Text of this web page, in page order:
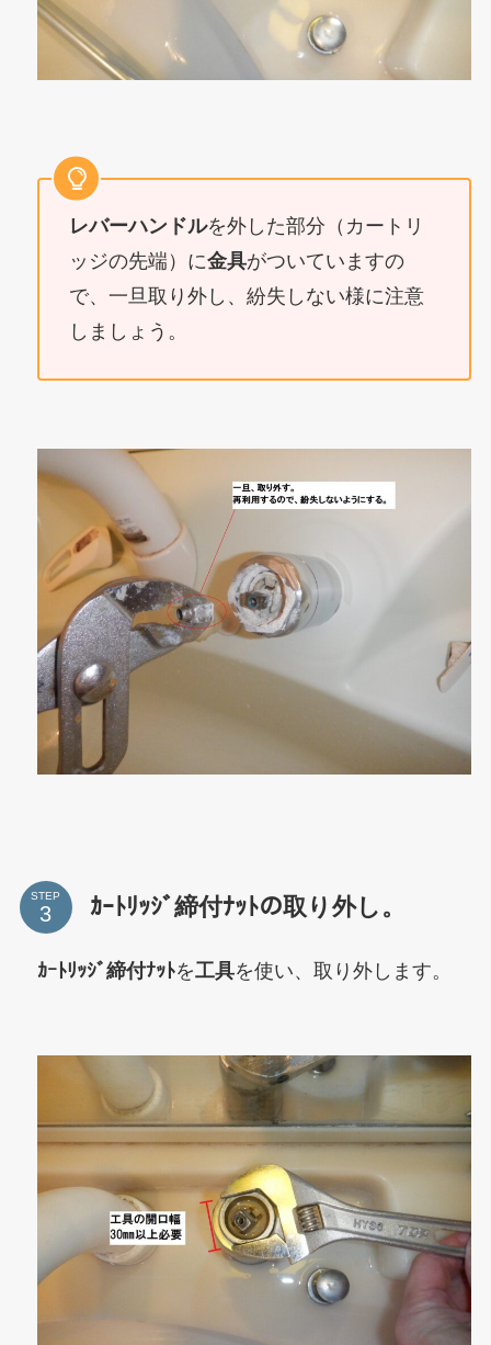
レバーハンドルを外した部分（カートリ
ッジの先端）に金具がついていますの
で、一旦取り外し、紛失しない様に注意
しましょう。
STEP ｶｰﾄﾘｯｼﾞ締付ﾅｯﾄの取り外し。
ｶｰﾄﾘｯｼﾞ締付ﾅｯﾄを工具を使い、取り外します。